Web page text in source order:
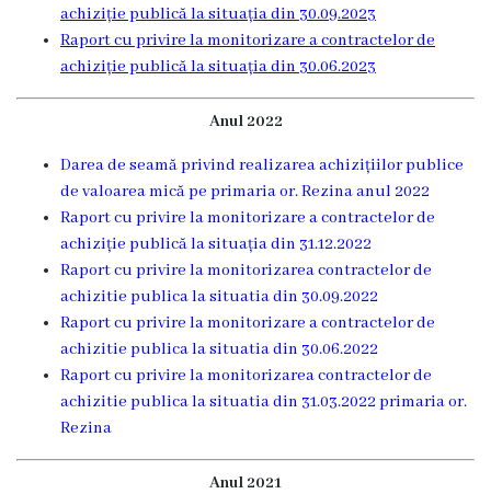
,,Leagănul
copilăriei”
nr.2
,,Andrieș”
Grădinița
nr.5
,,Bucuria”
Grădinița
achiziție publicăla situația din 30.09.2023
Raport cu privire la monitorizare a contractelor de
achiziție publicăla situația din 30.06.2023
Anul 2022
Darea de seamă privind realizarea achizițiilor publice
de valoarea mică pe primaria or. Rezina anul 2022
Raport cu privire la monitorizare a contractelor de
achiziție publică la situația din 31.12.2022
Raport cu privire la monitorizarea contractelor de
achizitie publica la situatia din 30.09.2022
Raport cu privire la monitorizare a contractelor de
achizitie publica la situatia din 30.06.2022
Raport cu privire la monitorizarea contractelor de
achizitie publica la situatia din 31.03.2022 primaria or.
Rezina
Anul 2021